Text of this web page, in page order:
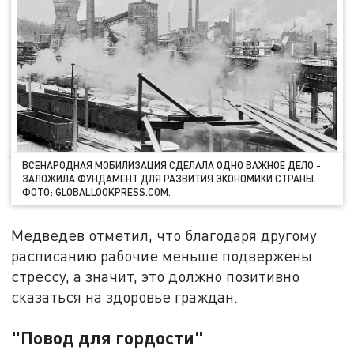
ВСЕНАРОДНАЯ МОБИЛИЗАЦИЯ СДЕЛАЛА ОДНО ВАЖНОЕ ДЕЛО -
ЗАЛОЖИЛА ФУНДАМЕНТ ДЛЯ РАЗВИТИЯ ЭКОНОМИКИ СТРАНЫ.
ФОТО: GLOBALLOOKPRESS.COM.
Медведев отметил, что благодаря другому
расписанию рабочие меньше подвержены
стрессу, а значит, это должно позитивно
сказаться на здоровье граждан.
"Повод для гордости"